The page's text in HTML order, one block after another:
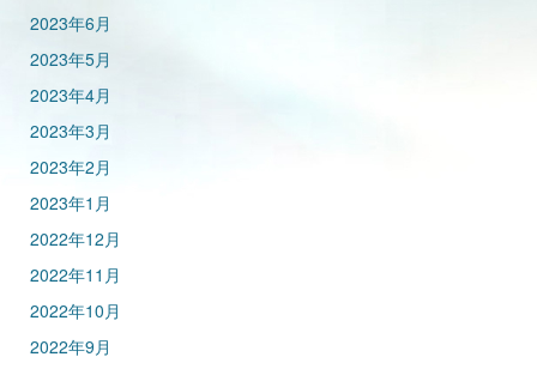
2023年6月
2023年5月
2023年4月
2023年3月
2023年2月
2023年1月
2022年12月
2022年11月
2022年10月
2022年9月